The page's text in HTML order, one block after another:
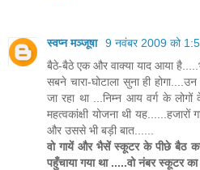
स्वप्न मञ्जूषा 9 नवंबर 2009 को
बैठे-बैठे एक और वाक्या याद आया
सबने चारा-घोटाला सुना ही
जा रहा था ...निम्न आय वर्ग के
महत्वकांक्षी योजना थी
और उससे भी बड़ी बात......
वो गायें और भैसें स्कूटर के पीछे बैठ
पहुँचाया गया था .....वो नंबर स्कूटर का